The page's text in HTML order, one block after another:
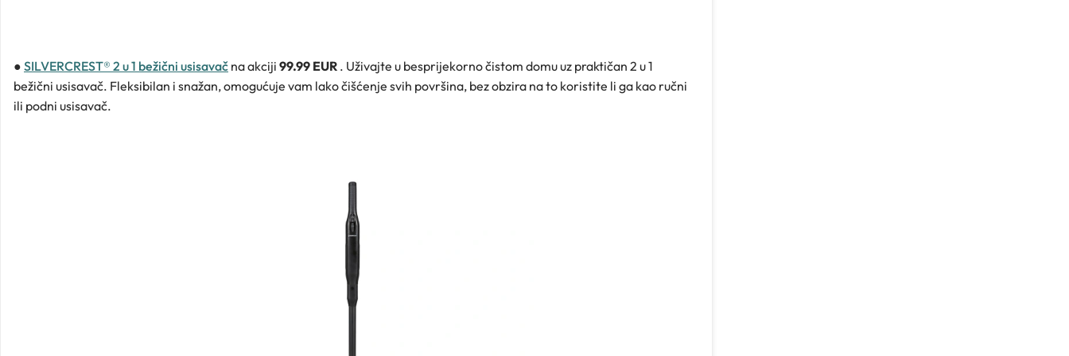
● SILVERCREST® 2 u 1 bežični usisavač na akciji 99.99 EUR . Uživajte u besprijekorno čistom domu uz praktičan 2 u 1
bežični usisavač. Fleksibilan i snažan, omogućuje vam lako čišćenje svih površina, bez obzira na to koristite li ga kao ručni
ili podni usisavač.